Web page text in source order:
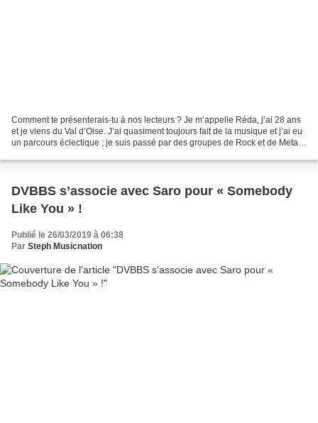
Comment te présenterais-tu à nos lecteurs ? Je m’appelle Réda, j’ai 28 ans
et je viens du Val d’Oise. J’ai quasiment toujours fait de la musique et j’ai eu
un parcours éclectique ; je suis passé par des groupes de Rock et de Metal
DVBBS s’associe avec Saro pour « Somebody
Like You » !
Publié le 26/03/2019 à 06:38
Par Steph Musicnation